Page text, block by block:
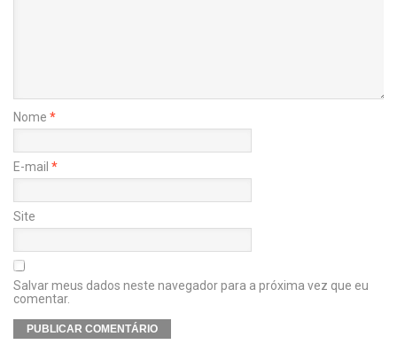
Nome *
E-mail *
Site
Salvar meus dados neste navegador para a próxima vez que eu
comentar.